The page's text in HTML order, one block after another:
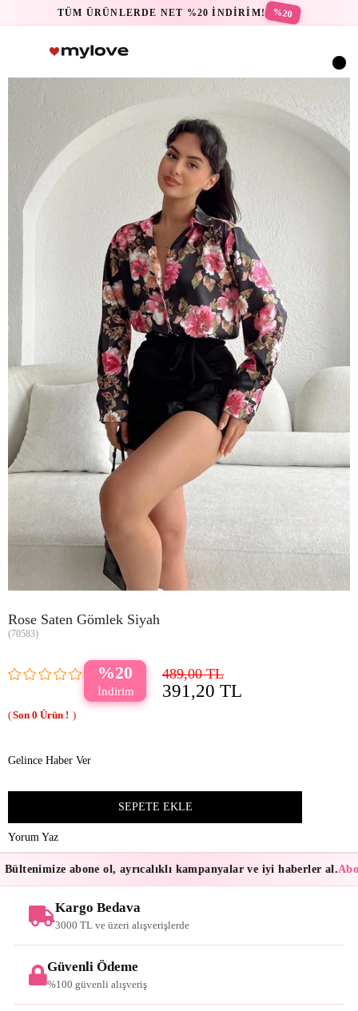
TÜM ÜRÜNLERDE NET %20 İNDİRİM! %20
Rose Saten Gömlek Siyah
(70583)
20 489,00 TL
391,20 TL
0
Gelince Haber Ver
Yorum Yaz
abone ol, ayrıcalıklı kampanyalar ve iyi haberler al.
Kargo Bedava
3000 TL ve üzeri alışverişlerde
Güvenli Ödeme
%100 güvenli alışveriş